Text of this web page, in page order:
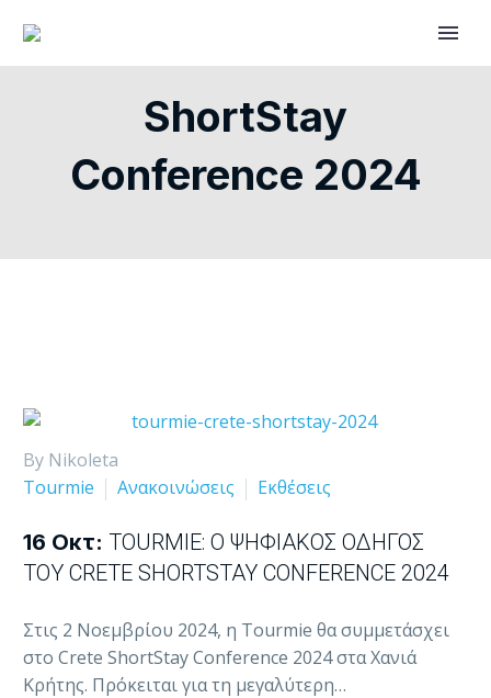
ShortStay
Conference 2024
By Nikoleta
Tourmie
Ανακοινώσεις Εκθέσεις
16 Οκτ: TOURMIE: Ο ΨΗΦΙΑΚΌΣ ΟΔΗΓΌΣ
ΤΟΥ CRETE SHORTSTAY CONFERENCE 2024
Στις 2 Νοεμβρίου 2024, η Tourmie θα συμμετάσχει
στο Crete ShortStay Conference 2024 στα Χανιά
Κρήτης. Πρόκειται για τη μεγαλύτερη…